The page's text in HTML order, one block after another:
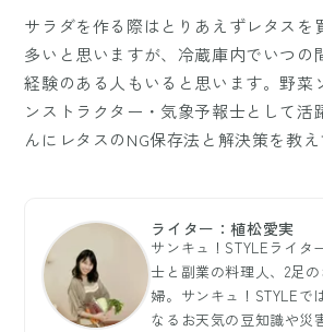
サラダを作る際はとりあえずレタスを
多いと思いますが、冷蔵庫内でいつの
経験のある人もいると思います。野菜
ンストラクター・気象予報士として活
んにレタスのNG保存法と解決策を教え
ライター：植松愛実
サンキュ！STYLEライタ
士と副業の料理人、2足
婦。サンキュ！STYLEで
なるお天気の豆知識や災